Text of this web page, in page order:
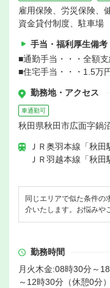
雇用保険、労災保険、
資金貸付制度、駐車場
手当・福利厚生備考
■通勤手当・・・全額
■住宅手当・・・1.5万
勤務地・アクセス
車通勤可
秋田県秋田市広面字鍋
ＪＲ奥羽本線「秋
ＪＲ羽越本線「秋
同じエリアで似た条件の
介いたします。お悩みや
勤務時間
月火木金:08時30分～
～12時30分（休憩0分）